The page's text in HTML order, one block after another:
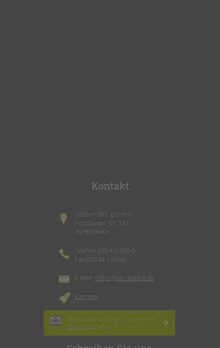
Kontakt
tandem BTL gGmbH
Potsdamer Str. 182
10783 Berlin
Telefon 030 443360-0
Fax 030 44 336040
E-Mail: office@tandembtl.de
Karriere
Melden Sie sich hier für unseren
Newsletter an.